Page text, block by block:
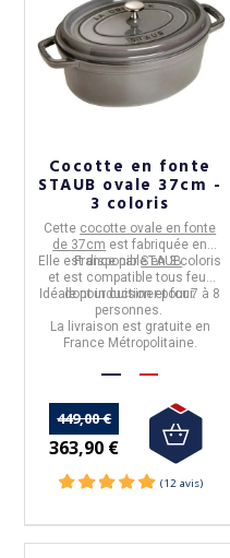
Cocotte en fonte
STAUB ovale 37cm -
3 coloris
Cette cocotte ovale en fonte
de 37cm est fabriquée en
FranceparSTAUB.
Elle est disponible en3 coloris
et est compatible tous feux
dont induction et four.
Idéale pour cuisiner pour7 à 8
personnes.
La livraison est gratuite en
France Métropolitaine.
449,00 €
363,90 €